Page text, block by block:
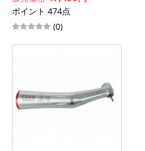
ポイント 474点
(0)